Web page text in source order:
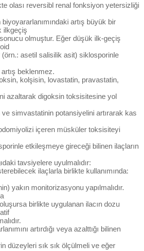
olası reversibl renal fonksiyon yetersizliği
artış büyük bir
ilkgeçiş
olmuştur. Eğer düşük ilk-geçiş
asetil salisilik asit) siklosporinle
beklenmez.
kolşisin, lovastatin, pravastatin,
azaltarak digoksin toksisitesine yol
simvastatinin potansiyelini artırarak kas
içeren müsküler toksisiteyi
etkileşmeye gireceği bilinen ilaçların
tavsiyelere uyulmalıdır:
ilaçlarla birlikte kullanımında:
yakın monitorizasyonu yapılmalıdır.
birlikte uygulanan ilacın dozu
artırdığı veya azalttığı bilinen
düzeyleri sık sık ölçülmeli ve eğer